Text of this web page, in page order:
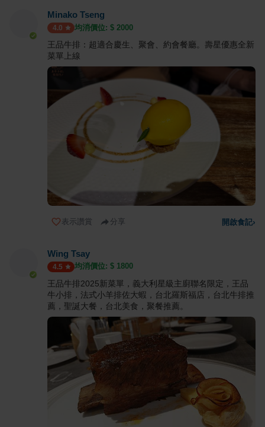
Minako Tseng
4.0 均消價位: $ 2000
王品牛排：超適合慶生、聚會、約會餐廳。壽星優惠全新
菜單上線
表示讚賞 分享 開啟食記›
Wing Tsay
4.5 均消價位: $ 1800
王品牛排2025新菜單，義大利星級主廚聯名限定，王品
牛小排，法式小羊排佐大蝦，台北羅斯福店，台北牛排推
薦，聖誕大餐，台北美食，聚餐推薦。